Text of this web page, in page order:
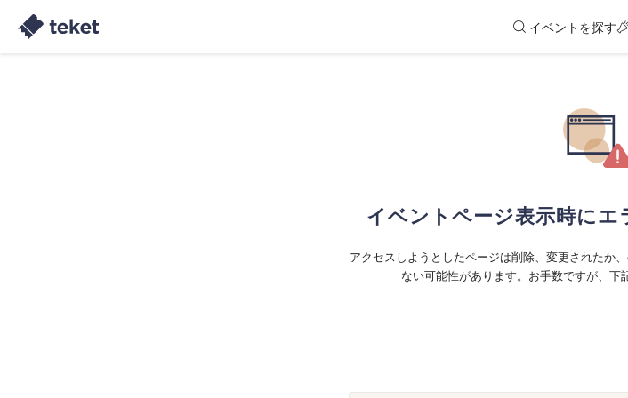
イベントを探す
イベントページ表示時にエ
アクセスしようとしたページは削除、変更されたか
ない可能性があります。お手数ですが、下